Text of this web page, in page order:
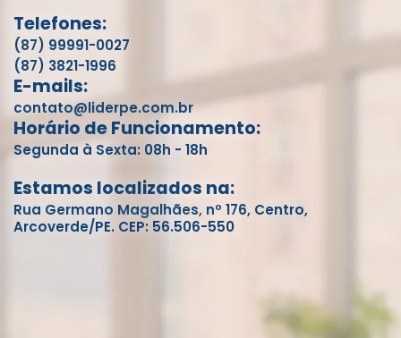
Telefones:
(87) 99991-0027
(87) 3821-1996
E-mails:
contato@liderpe.com.br
Horário de Funcionamento:
Segunda à Sexta: 08h - 18h
Estamos localizados na:
Rua Germano Magalhães, nº 176, Centro,
Arcoverde/PE. CEP: 56.506-550